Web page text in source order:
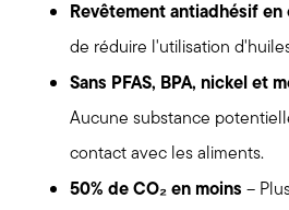
Revêtement antiadhésif
de réduire l'utilisation
Sans PFAS, BPA, nickel et
Aucune substance
contact avec les aliments.
50% de CO₂ en moins –